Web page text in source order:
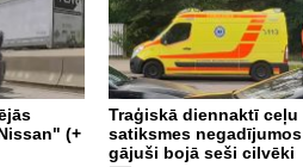
(+
Traģiskā diennaktī ceļu
satiksmes negadījumos
gājuši bojā seši cilvēki